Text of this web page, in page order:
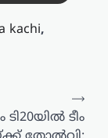
kachi,
ടി20യിൽ ടീം
⟶